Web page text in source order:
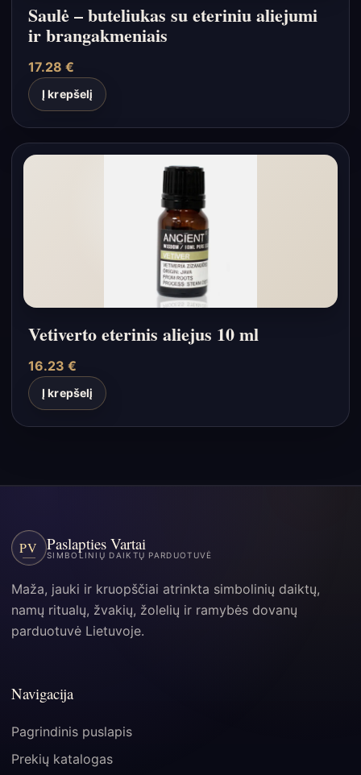
Saulė – buteliukas su eteriniu aliejumi
ir brangakmeniais
17.28 €
Į krepšelį
Vetiverto eterinis aliejus 10 ml
16.23 €
Į krepšelį
PV Paslapties Vartai
SIMBOLINIŲ DAIKTŲ PARDUOTUVĖ
Maža, jauki ir kruopščiai atrinkta simbolinių daiktų,
namų ritualų, žvakių, žolelių ir ramybės dovanų
parduotuvė Lietuvoje.
Navigacija
Pagrindinis puslapis
Prekių katalogas